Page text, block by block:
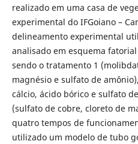
realizado em uma casa de
experimental do IFGoiano –
delineamento experimental
analisado em esquema
sendo o tratamento 1
magnésio e sulfato de
cálcio, ácido bórico e sulfato
(sulfato de cobre, cloreto de
quatro tempos de
utilizado um modelo de tubo